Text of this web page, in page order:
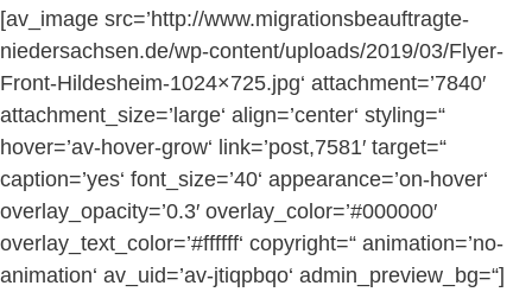
[av_image src=’http://www.migrationsbeauftragte-
niedersachsen.de/wp-content/uploads/2019/03/Flyer-
Front-Hildesheim-1024×725.jpg‘ attachment=’7840′
attachment_size=’large‘ align=’center‘ styling=“
hover=’av-hover-grow‘ link=’post,7581′ target=“
caption=’yes‘ font_size=’40‘ appearance=’on-hover‘
overlay_opacity=’0.3′ overlay_color=’#000000′
overlay_text_color=’#ffffff‘ copyright=“ animation=’no-
animation‘ av_uid=’av-jtiqpbqo‘ admin_preview_bg=“]